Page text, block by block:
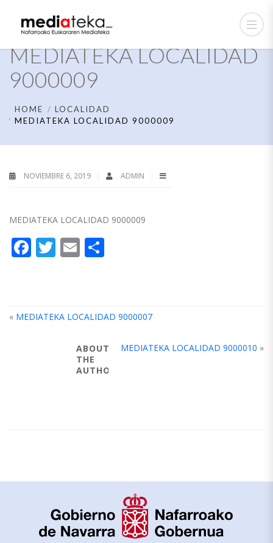
MEDIATEKA LOCALIDAD
9000009
HOME
LOCALIDAD
MEDIATEKA LOCALIDAD 9000009
NOVIEMBRE 6, 2019 ADMIN
MEDIATEKA LOCALIDAD 9000009
Facebook
Twitter
Email
« MEDIATEKA LOCALIDAD 9000007
MEDIATEKA LOCALIDAD 9000010 »
ABOUT
THE
AUTHOR